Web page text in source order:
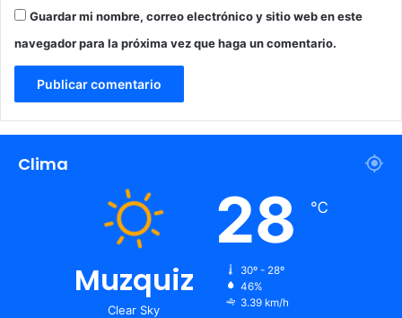
Guardar mi nombre, correo electrónico y sitio web en este
navegador para la próxima vez que haga un comentario.
Clima
Muzquiz
Clear Sky
28 ℃
30º - 28º
46%
3.39 km/h